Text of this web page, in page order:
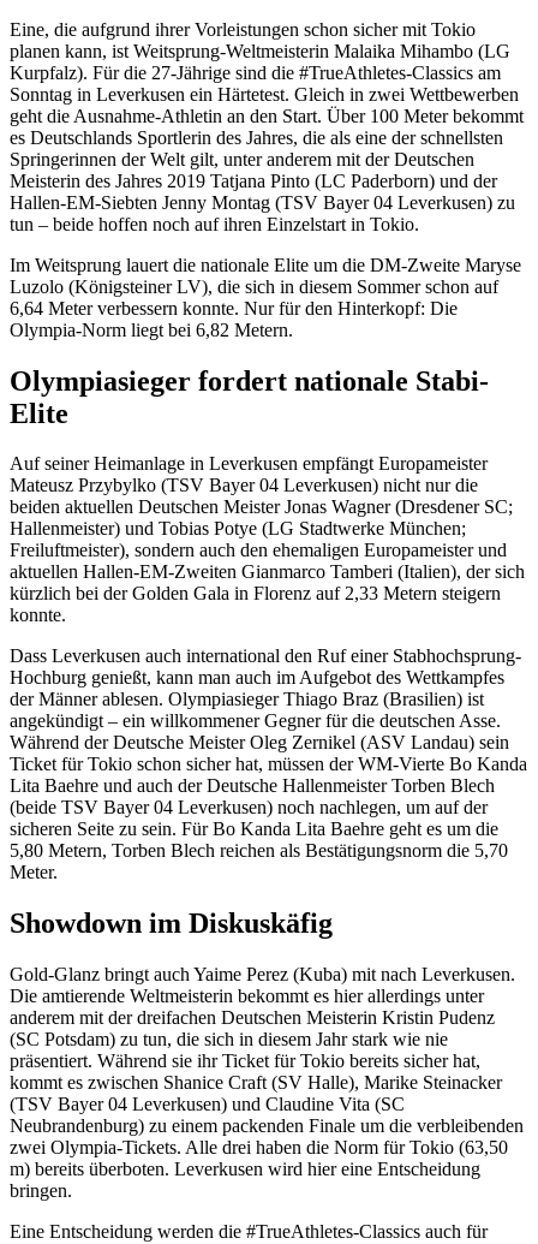
Eine, die aufgrund ihrer Vorleistungen schon sicher mit Tokio
planen kann, ist Weitsprung-Weltmeisterin Malaika Mihambo (LG
Kurpfalz). Für die 27-Jährige sind die #TrueAthletes-Classics am
Sonntag in Leverkusen ein Härtetest. Gleich in zwei Wettbewerben
geht die Ausnahme-Athletin an den Start. Über 100 Meter bekommt
es Deutschlands Sportlerin des Jahres, die als eine der schnellsten
Springerinnen der Welt gilt, unter anderem mit der Deutschen
Meisterin des Jahres 2019 Tatjana Pinto (LC Paderborn) und der
Hallen-EM-Siebten Jenny Montag (TSV Bayer 04 Leverkusen) zu
tun – beide hoffen noch auf ihren Einzelstart in Tokio.
Im Weitsprung lauert die nationale Elite um die DM-Zweite Maryse
Luzolo (Königsteiner LV), die sich in diesem Sommer schon auf
6,64 Meter verbessern konnte. Nur für den Hinterkopf: Die
Olympia-Norm liegt bei 6,82 Metern.
Olympiasieger fordert nationale Stabi-
Elite
Auf seiner Heimanlage in Leverkusen empfängt Europameister
Mateusz Przybylko (TSV Bayer 04 Leverkusen) nicht nur die
beiden aktuellen Deutschen Meister Jonas Wagner (Dresdener SC;
Hallenmeister) und Tobias Potye (LG Stadtwerke München;
Freiluftmeister), sondern auch den ehemaligen Europameister und
aktuellen Hallen-EM-Zweiten Gianmarco Tamberi (Italien), der sich
kürzlich bei der Golden Gala in Florenz auf 2,33 Metern steigern
konnte.
Dass Leverkusen auch international den Ruf einer Stabhochsprung-
Hochburg genießt, kann man auch im Aufgebot des Wettkampfes
der Männer ablesen. Olympiasieger Thiago Braz (Brasilien) ist
angekündigt – ein willkommener Gegner für die deutschen Asse.
Während der Deutsche Meister Oleg Zernikel (ASV Landau) sein
Ticket für Tokio schon sicher hat, müssen der WM-Vierte Bo Kanda
Lita Baehre und auch der Deutsche Hallenmeister Torben Blech
(beide TSV Bayer 04 Leverkusen) noch nachlegen, um auf der
sicheren Seite zu sein. Für Bo Kanda Lita Baehre geht es um die
5,80 Metern, Torben Blech reichen als Bestätigungsnorm die 5,70
Meter.
Showdown im Diskuskäfig
Gold-Glanz bringt auch Yaime Perez (Kuba) mit nach Leverkusen.
Die amtierende Weltmeisterin bekommt es hier allerdings unter
anderem mit der dreifachen Deutschen Meisterin Kristin Pudenz
(SC Potsdam) zu tun, die sich in diesem Jahr stark wie nie
präsentiert. Während sie ihr Ticket für Tokio bereits sicher hat,
kommt es zwischen Shanice Craft (SV Halle), Marike Steinacker
(TSV Bayer 04 Leverkusen) und Claudine Vita (SC
Neubrandenburg) zu einem packenden Finale um die verbleibenden
zwei Olympia-Tickets. Alle drei haben die Norm für Tokio (63,50
m) bereits überboten. Leverkusen wird hier eine Entscheidung
bringen.
Eine Entscheidung werden die #TrueAthletes-Classics auch für